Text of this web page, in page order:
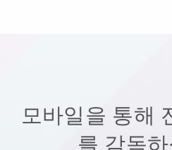
모바일을 통해
를 감독